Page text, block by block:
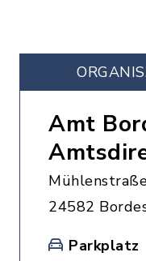
Amt
24582
Parkplatz